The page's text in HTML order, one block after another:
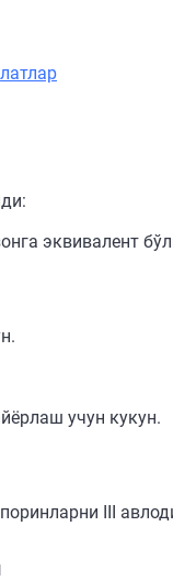
эквивалент
учун кукун.
ІІІ